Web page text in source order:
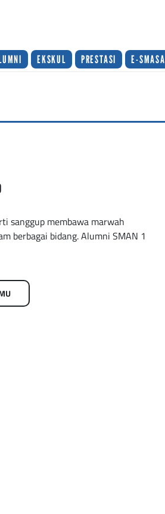
EKSKUL PRESTASI E-SMASA
sanggup membawa marwah
berbagai bidang. Alumni SMAN 1